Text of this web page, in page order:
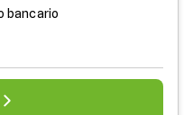
bancario